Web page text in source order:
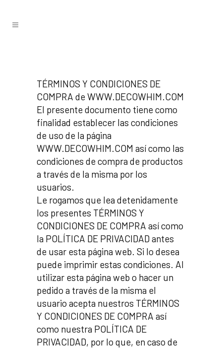
TÉRMINOS Y CONDICIONES DE
COMPRA de WWW.DECOWHIM.COM
El presente documento tiene como
finalidad establecer las condiciones
de uso de la página
WWW.DECOWHIM.COM así como las
condiciones de compra de productos
a través de la misma por los
usuarios.
Le rogamos que lea detenidamente
los presentes TÉRMINOS Y
CONDICIONES DE COMPRA así como
la POLÍTICA DE PRIVACIDAD antes
de usar esta página web. Si lo desea
puede imprimir estas condiciones. Al
utilizar esta página web o hacer un
pedido a través de la misma el
usuario acepta nuestros TÉRMINOS
Y CONDICIONES DE COMPRA así
como nuestra POLÍTICA DE
PRIVACIDAD, por lo que, en caso de